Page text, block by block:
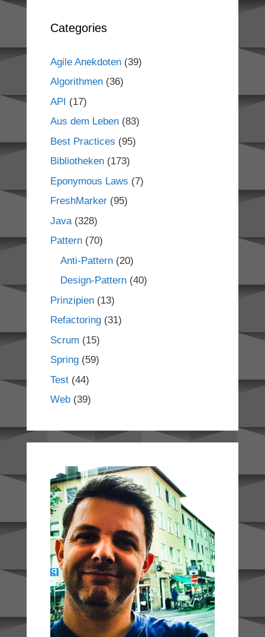
Categories
Agile Anekdoten(39)
Algorithmen(36)
API (17)
Aus dem Leben(83)
Best Practices (95)
Bibliotheken(173)
Eponymous Laws (7)
FreshMarker(95)
Java(328)
Pattern(70)
Anti-Pattern(20)
Design-Pattern(40)
Prinzipien(13)
Refactoring(31)
Scrum (15)
Spring(59)
Test(44)
Web(39)